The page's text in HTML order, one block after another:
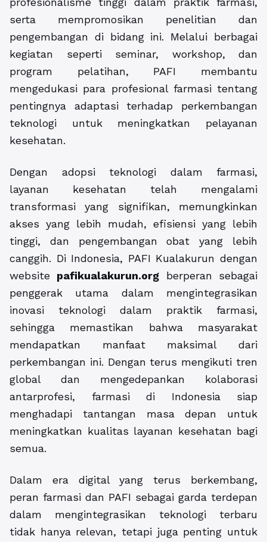
serta mempromosikan penelitian dan
pengembangan di bidang ini. Melalui berbagai
kegiatan seperti seminar, workshop, dan
program pelatihan, PAFI membantu
mengedukasi para profesional farmasi tentang
pentingnya adaptasi terhadap perkembangan
teknologi untuk meningkatkan pelayanan
kesehatan.
Dengan adopsi teknologi dalam farmasi,
layanan kesehatan telah mengalami
transformasi yang signifikan, memungkinkan
akses yang lebih mudah, efisiensi yang lebih
tinggi, dan pengembangan obat yang lebih
canggih. Di Indonesia, PAFI Kualakurun dengan
website pafikualakurun.org berperan sebagai
penggerak utama dalam mengintegrasikan
inovasi teknologi dalam praktik farmasi,
sehingga memastikan bahwa masyarakat
mendapatkan manfaat maksimal dari
perkembangan ini. Dengan terus mengikuti tren
global dan mengedepankan kolaborasi
antarprofesi, farmasi di Indonesia siap
menghadapi tantangan masa depan untuk
meningkatkan kualitas layanan kesehatan bagi
semua.
Dalam era digital yang terus berkembang,
peran farmasi dan PAFI sebagai garda terdepan
dalam mengintegrasikan teknologi terbaru
tidak hanya relevan, tetapi juga penting untuk